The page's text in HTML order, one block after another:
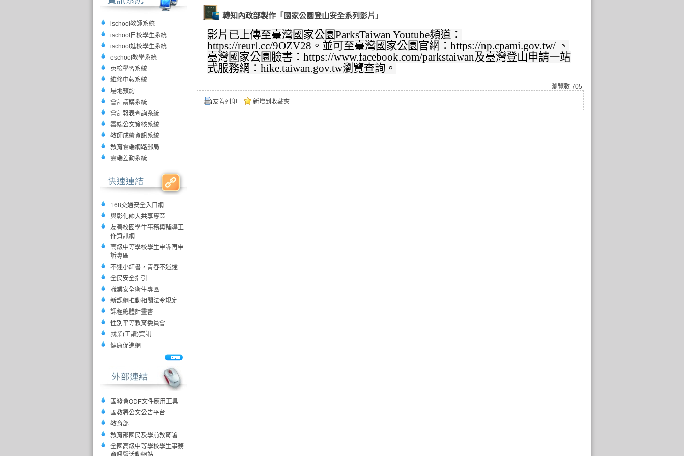
ischool教師系統
ischool日校學生系統
ischool進校學生系統
eschool教學系統
英檢學習系統
維修申報系統
場地預約
會計請購系統
會計報表查詢系統
雲端公文簽核系統
教師成績資訊系統
教育雲端網路郵局
雲端差勤系統
168交通安全入口網
與彰化師大共享專區
友善校園學生事務與輔導工
作資訊網
高級中等學校學生申訴再申
訴專區
不迷小紅書，青春不迷途
全民安全指引
職業安全衛生專區
新課綱推動相關法令規定
課程總體計畫書
性別平等教育委員會
就業(工讀)資訊
健康促進網
國發會ODF文件應用工具
國教署公文公告平台
教育部
教育部國民及學前教育署
全國高級中等學校學生事務
轉知內政部製作「國家公園登山安全系列影片」
影片已上傳至臺灣國家公園ParksTaiwan Youtube頻道：
https://reurl.cc/9OZV28。並可至臺灣國家公園官網：https://np.cpami.gov.tw/ 、
臺灣國家公園臉書：https://www.facebook.com/parkstaiwan及臺灣登山申請一站
式服務網：hike.taiwan.gov.tw瀏覽查詢。
瀏覽數 705
友善列印 新增到收藏夾